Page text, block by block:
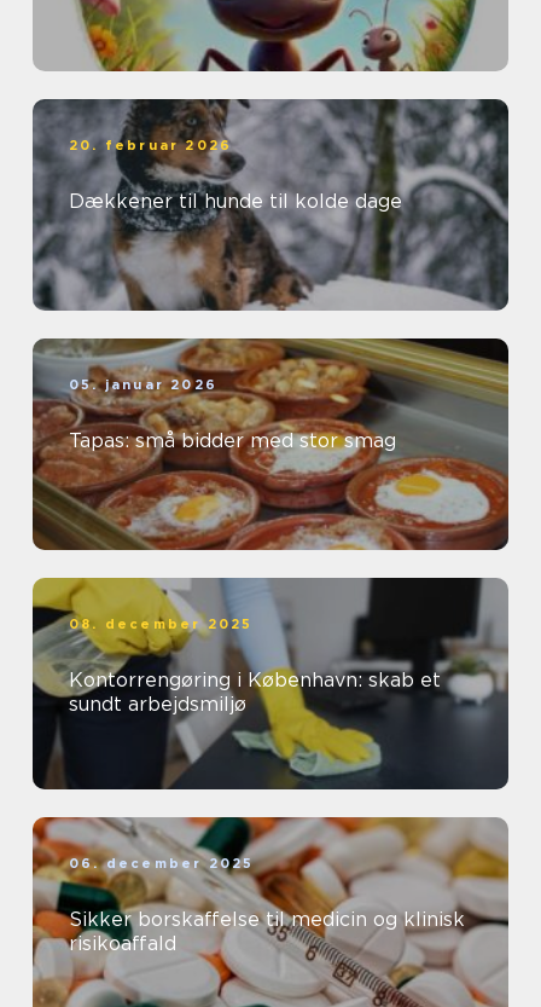
20. februar 2026
Dækkener til hunde til kolde dage
05. januar 2026
Tapas: små bidder med stor smag
08. december 2025
Kontorrengøring i København: skab et
sundt arbejdsmiljø
06. december 2025
Sikker borskaffelse til medicin og klinisk
risikoaffald